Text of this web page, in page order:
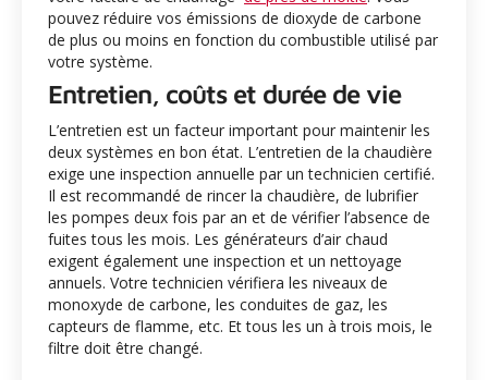
pouvez réduire vos émissions de dioxyde de carbone
de plus ou moins en fonction du combustible utilisé par
votre système.
Entretien, coûts et durée de vie
L’entretien est un facteur important pour maintenir les
deux systèmes en bon état. L’entretien de la chaudière
exige une inspection annuelle par un technicien certifié.
Il est recommandé de rincer la chaudière, de lubrifier
les pompes deux fois par an et de vérifier l’absence de
fuites tous les mois. Les générateurs d’air chaud
exigent également une inspection et un nettoyage
annuels. Votre technicien vérifiera les niveaux de
monoxyde de carbone, les conduites de gaz, les
capteurs de flamme, etc. Et tous les un à trois mois, le
filtre doit être changé.